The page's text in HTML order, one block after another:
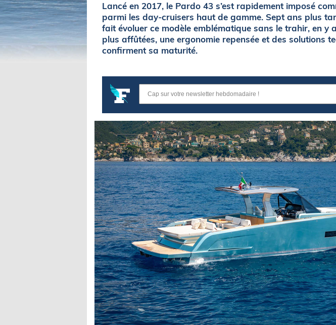
Lancé en 2017, le Pardo 43 s’est rapidement imposé
parmi les day-cruisers haut de gamme. Sept ans plus
fait évoluer ce modèle emblématique sans le trahir, en y
plus affûtées, une ergonomie repensée et des solutions
confirment sa maturité.